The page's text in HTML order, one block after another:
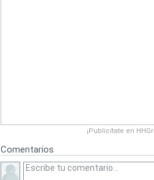
¡Publicítate en
Comentarios